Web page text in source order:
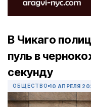
В Чикаго
пуль в
секунду
ОБЩЕСТВО 10 АПРЕЛЯ